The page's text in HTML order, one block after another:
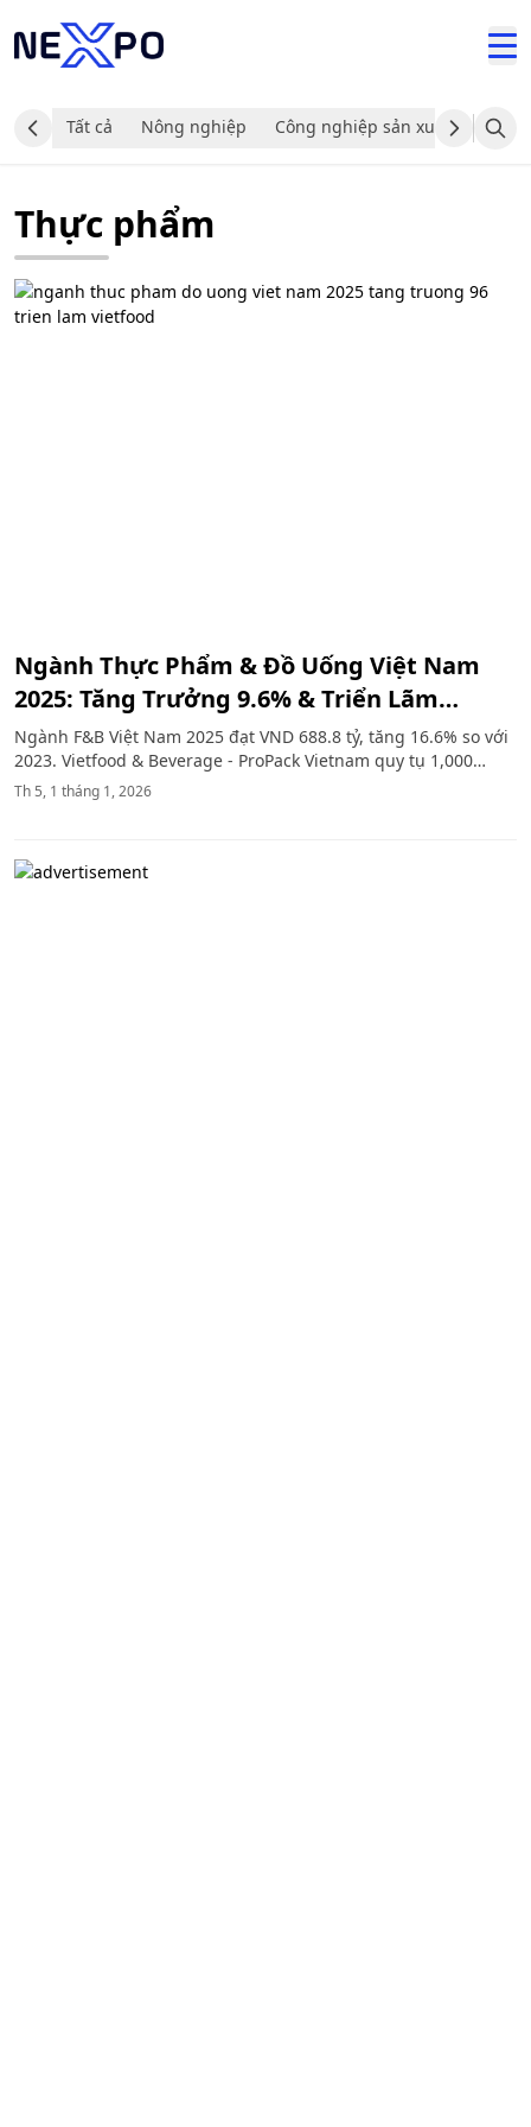
Tất cả Nông nghiệp Công nghiệp sản xuất và chế
Thực phẩm
Ngành Thực Phẩm & Đồ Uống Việt Nam
2025: Tăng Trưởng 9.6% & Triển Lãm
Vietfood
Ngành F&B Việt Nam 2025 đạt VND 688.8 tỷ, tăng 16.6% so với
2023. Vietfood & Beverage - ProPack Vietnam quy tụ 1,000
doanh nghiệp, 30,000 khách tham quan từ 20 quốc gia, thúc
đẩy chuyển đổi số và xu hướng thực phẩm chức năng, sản
Th 5, 1 tháng 1, 2026